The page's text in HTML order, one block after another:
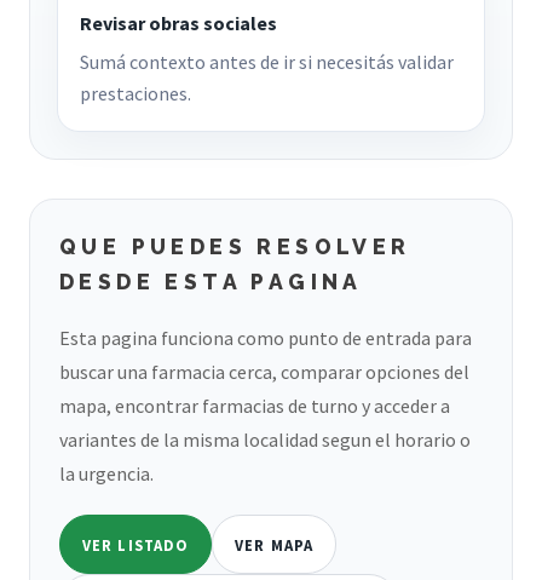
Revisar obras sociales
Sumá contexto antes de ir si necesitás validar
prestaciones.
QUE PUEDES RESOLVER
DESDE ESTA PAGINA
Esta pagina funciona como punto de entrada para
buscar una farmacia cerca, comparar opciones del
mapa, encontrar farmacias de turno y acceder a
variantes de la misma localidad segun el horario o
la urgencia.
VER LISTADO VER MAPA